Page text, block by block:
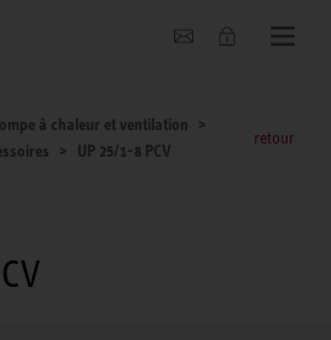
à chaleur et ventilation
UP 25/1-8 PCV
retour